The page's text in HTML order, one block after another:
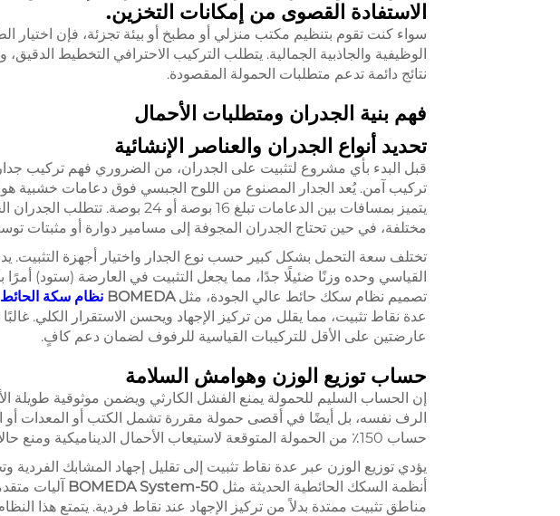
الاستفادة القصوى من إمكانات التخزين.
سواء كنت تقوم بتنظيم مكتب منزلي أو مطبخ أو بيئة تجزئة، فإن اختيار
الوظيفية والجاذبية الجمالية. يتطلب التركيب الاحترافي التخطيط الدقيق،
نتائج دائمة تدعم متطلبات الحمولة المقصودة.
فهم بنية الجدران ومتطلبات الأحمال
تحديد أنواع الجدران والعناصر الإنشائية
قبل البدء بأي مشروع لتثبيت على الجدران، من الضروري فهم تركيب
تركيب آمن. يُعد الجدار المصنوع من اللوح الجبسي فوق دعامات خشبية هو
يتميز بمسافات بين الدعامات تبلغ 16
مختلفة، في حين تحتاج الجدران المجوفة إلى مسامير دوارة أو مثبتات
تختلف سعة التحمل بشكل كبير حسب نوع الجدار واختيار أجهزة التثبيت.
القياسي وحده وزنًا ضئيلًا جدًا، مما يجعل التثبيت في العارضة (ستود) أمرًا
تصميم نظام سكك حائط عالي الجودة، مثلBOMEDA نظام سكة الحائط
عدة نقاط تثبيت، مما يقلل من تركيز الإجهاد ويحسن الاستقرار الكلي.
عارضتين على الأقل للتركيبات القياسية للرفوف لضمان دعم كافٍ.
حساب توزيع الوزن وهوامش السلامة
إن الحساب السليم للحمولة يمنع الفشل الكارثي ويضمن موثوقية
الرف نفسه، بل أيضًا في أقصى حمولة مقررة تشمل الكتب أو المعدات أو
حساب 150٪ من الحمولة المتوقعة لاستيعاب الأحمال الديناميكية ومنع حالات التحميل الزائد.
يؤدي توزيع الوزن عبر عدة نقاط تثبيت إلى تقليل إجهاد المشابك
أنظمة السكك الحائطية الحديثة مثل BOMEDA System-50 آليات
مناطق تثبيت ممتدة بدلاً من تركيز الإجهاد عند نقاط فردية. يتمتع هذا